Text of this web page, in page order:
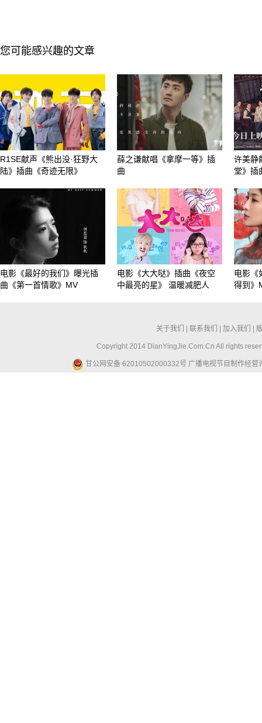
您可能感兴趣的文章
R1SE献声《熊出没·狂野大
陆》插曲《奇迹无限》
薛之谦献唱《拿摩一等》插
曲
许美静
堂》插
电影《最好的我们》曝光插
曲《第一首情歌》MV
电影《大大哒》插曲《夜空
中最亮的星》 温暖减肥人
电影《
得到》
关于我们 联系我们 加入我们
Copyright 2014 DianYingJie.Com.Cn All rights
甘公网安备 62010502000332号 广播电视节目制作经